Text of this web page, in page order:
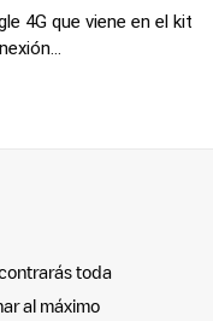
4G que viene en el kit
toda
al máximo